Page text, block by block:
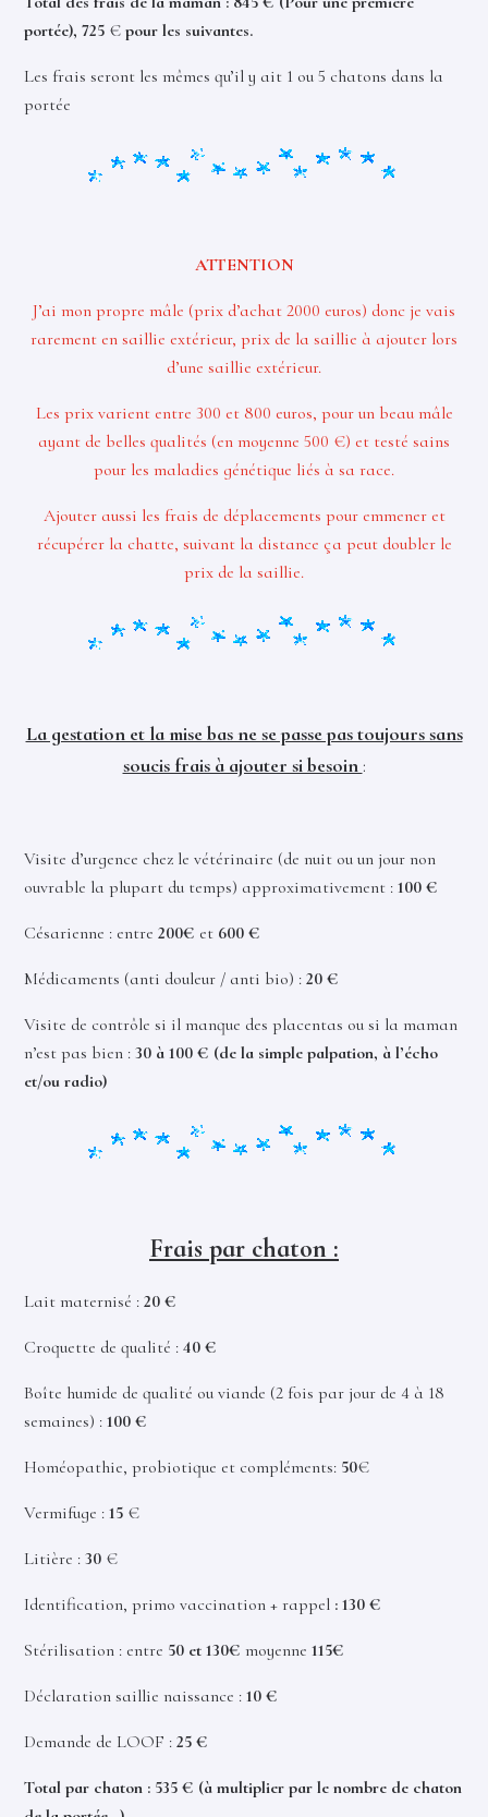
portée), 725 €pour les suivantes.
Les frais seront les mêmes qu’il y ait 1 ou 5 chatons dans la
portée
ATTENTION
J’ai mon propre mâle (prix d’achat 2000 euros) donc je vais
rarement en saillie extérieur, prix de la saillie à ajouter lors
d’une saillie extérieur.
Les prix varient entre 300 et 800 euros, pour un beau mâle
ayant de belles qualités (en moyenne 500 €) et testé sains
pour les maladies génétique liés à sa race.
Ajouter aussi les frais de déplacements pour emmener et
récupérer la chatte, suivant la distance ça peut doubler le
prix de la saillie.
La gestation et la mise bas ne se passe pas toujours sans
soucis frais à ajouter si besoin :
Visite d’urgence chez le vétérinaire (de nuit ou un jour non
ouvrable la plupart du temps) approximativement : 100 €
Césarienne : entre200€ et 600 €
Médicaments (anti douleur / anti bio) :20 €
Visite de contrôle si il manque des placentas ou si la maman
n’est pas bien :30 à 100 € (de la simple palpation, à l’écho
et/ou radio)
Frais par chaton :
Lait maternisé :20 €
Croquette de qualité :40 €
Boîte humide de qualité ou viande (2 fois par jour de 4 à 18
semaines) :100 €
Homéopathie, probiotique et compléments: 50€
Vermifuge :15 €
Litière :30 €
Identification, primo vaccination + rappel : 130 €
Stérilisation : entre 50 et 130€ moyenne115€
Déclaration saillie naissance :10 €
Demande de LOOF :25 €
Total par chaton : 535 € (à multiplier par le nombre de chaton